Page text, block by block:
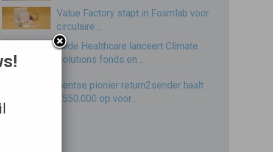
Value Factory stapt in Foamlab voor
circulaire…
Gilde Healthcare lanceert Climate
Solutions fonds en…
Gentse pionier return2sender haalt
€550.000 op voor…